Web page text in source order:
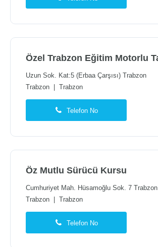
Uzun Sok. Kat:5 (Erbaa Çarşısı) Trabzon
Trabzon
Trabzon
Telefon No
Öz Mutlu Sürücü Kursu
Cumhuriyet Mah. Hüsamoğlu Sok. 7 Trabzon
Trabzon
Trabzon
Telefon No